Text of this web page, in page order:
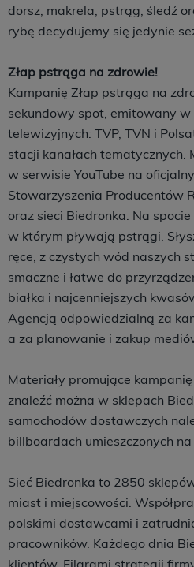
dorsz, makrela, pstrąg, śledź
rybę decydujemy się jedynie
Złap pstrąga na zdrowie!
Kampanię Złap pstrąga na
sekundowy spot, emitowany w
telewizyjnych: TVP, TVN i
stacji kanałach tematycznych.
w serwisie YouTube na
Stowarzyszenia Producentów
oraz sieci Biedronka. Na
w którym pływają pstrągi.
ręce, z czystych wód naszych
smaczne i łatwe do
białka i najcenniejszych
Agencją odpowiedzialną za
a za planowanie i zakup
Materiały promujące
znaleźć można w sklepach
samochodów dostawczych
billboardach umieszczonych
Sieć Biedronka to 2850
miast i miejscowości.
polskimi dostawcami i
pracowników. Każdego dnia
klientów. Filarami strategii